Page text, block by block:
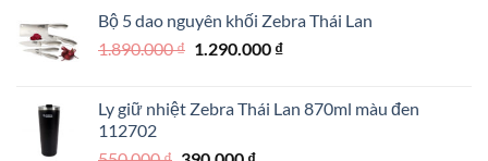
Bộ 5 dao nguyên khối Zebra Thái Lan
1.890.000₫ Giá
1.890.000 ₫.
1.290.000 ₫Giá
là:
Ly giữ nhiệt Zebra Thái Lan 870ml màu đen
112702